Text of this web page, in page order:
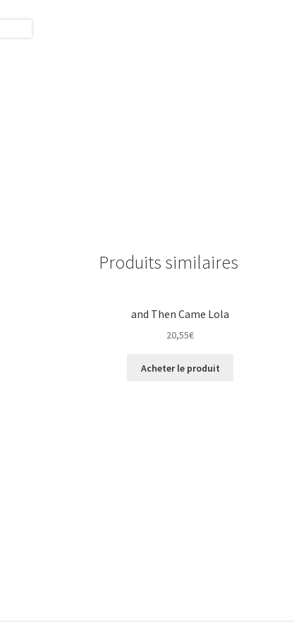
Produits similaires
and Then Came Lola
20,55€
Acheter le produit